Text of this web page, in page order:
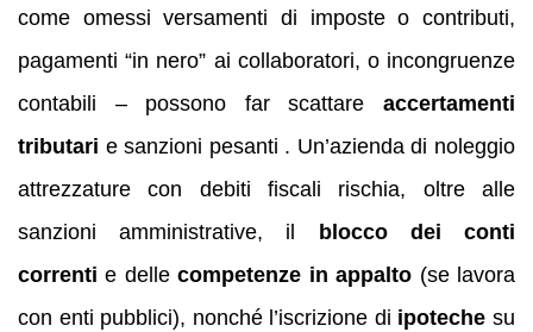
come omessi versamenti di imposte o contributi,
pagamenti “in nero” ai collaboratori, o incongruenze
contabili – possono far scattare accertamenti
tributari e sanzioni pesanti . Un’azienda di noleggio
attrezzature con debiti fiscali rischia, oltre alle
sanzioni amministrative, il
blocco dei conti
correnti e dellecompetenze in appalto (se lavora
con enti pubblici), nonché l’iscrizione di ipoteche su